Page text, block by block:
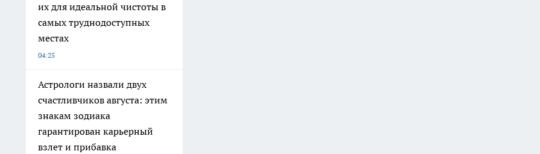
их для идеальной чистоты в
самых труднодоступных
местах
04:25
Астрологи назвали двух
счастливчиков августа: этим
знакам зодиака
гарантирован карьерный
взлет и прибавка